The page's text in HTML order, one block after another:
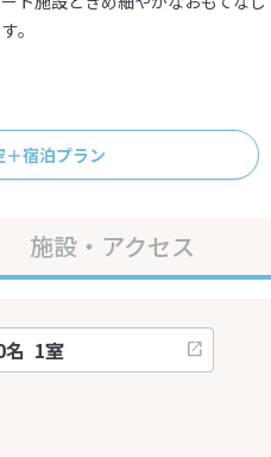
。
＋宿泊プラン
施設・アクセス